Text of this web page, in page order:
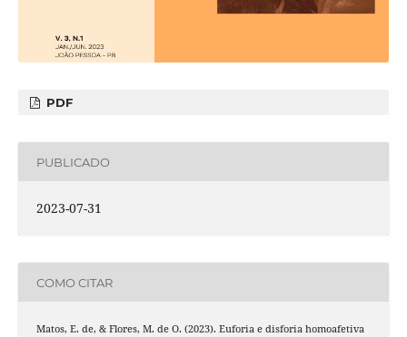
PDF
PUBLICADO
2023-07-31
COMO CITAR
Matos, E. de, & Flores, M. de O. (2023). Euforia e disforia homoafetiva